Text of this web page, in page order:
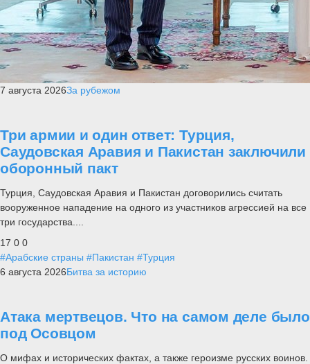
7 августа 2026За рубежом
Три армии и один ответ: Турция,
Саудовская Аравия и Пакистан заключили
оборонный пакт
Турция, Саудовская Аравия и Пакистан договорились считать
вооруженное нападение на одного из участников агрессией на все
три государства....
17 0 0
#Арабские страны #Пакистан #Турция
6 августа 2026Битва за историю
Атака мертвецов. Что на самом деле было
под Осовцом
О мифах и исторических фактах, а также героизме русских воинов.